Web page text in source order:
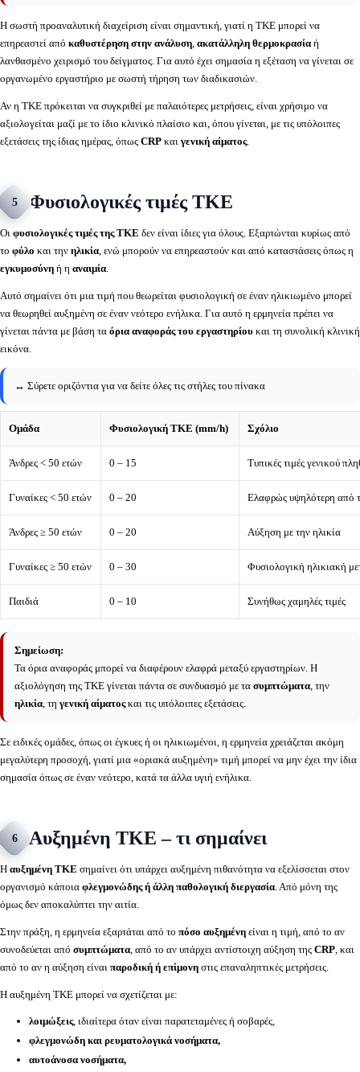
Η σωστή προαναλυτική διαχείριση είναι σημαντική, γιατί η ΤΚΕ μπορεί να
επηρεαστεί από καθυστέρηση στην ανάλυση, ακατάλληλη θερμοκρασία ή
λανθασμένο χειρισμό του δείγματος. Για αυτό έχει σημασία η εξέταση να γίνεται σε
οργανωμένο εργαστήριο με σωστή τήρηση των διαδικασιών.
Αν η ΤΚΕ πρόκειται να συγκριθεί με παλαιότερες μετρήσεις, είναι χρήσιμο να
αξιολογείται μαζί με το ίδιο κλινικό πλαίσιο και, όπου γίνεται, με τις υπόλοιπες
εξετάσεις της ίδιας ημέρας, όπως CRP και γενική αίματος.
5 Φυσιολογικές τιμές ΤΚΕ
Οι φυσιολογικές τιμές της ΤΚΕ δεν είναι ίδιες για όλους. Εξαρτώνται κυρίως από
το φύλο και την ηλικία, ενώ μπορούν να επηρεαστούν και από καταστάσεις όπως η
εγκυμοσύνη ή η αναιμία.
Αυτό σημαίνει ότι μια τιμή που θεωρείται φυσιολογική σε έναν ηλικιωμένο μπορεί
να θεωρηθεί αυξημένη σε έναν νεότερο ενήλικα. Για αυτό η ερμηνεία πρέπει να
γίνεται πάντα με βάση τα όρια αναφοράς του εργαστηρίου και τη συνολική κλινική
εικόνα.
↔️ Σύρετε οριζόντια για να δείτε όλες τις στήλες του πίνακα
Ομάδα Φυσιολογική ΤΚΕ (mm/h) Σχόλιο
Άνδρες < 50 ετών 0 – 15 Τυπικές τιμές γενικού
Γυναίκες < 50 ετών 0 – 20 Ελαφρώς υψηλότερη από
Άνδρες ≥ 50 ετών 0 – 20 Αύξηση με την ηλικία
Γυναίκες ≥ 50 ετών 0 – 30 Φυσιολογική ηλικιακή
Παιδιά 0 – 10 Συνήθως χαμηλές τιμές
Σημείωση:
Τα όρια αναφοράς μπορεί να διαφέρουν ελαφρά μεταξύ εργαστηρίων. Η
αξιολόγηση της ΤΚΕ γίνεται πάντα σε συνδυασμό με τα συμπτώματα, την
ηλικία, τη γενική αίματοςκαι τις υπόλοιπες εξετάσεις.
Σε ειδικές ομάδες, όπως οι έγκυες ή οι ηλικιωμένοι, η ερμηνεία χρειάζεται ακόμη
μεγαλύτερη προσοχή, γιατί μια «οριακά αυξημένη» τιμή μπορεί να μην έχει την ίδια
σημασία όπως σε έναν νεότερο, κατά τα άλλα υγιή ενήλικα.
6 Αυξημένη ΤΚΕ – τι σημαίνει
Η αυξημένη ΤΚΕ σημαίνει ότι υπάρχει αυξημένη πιθανότητα να εξελίσσεται στον
οργανισμό κάποια φλεγμονώδης ή άλλη παθολογική διεργασία. Από μόνη της
όμως δεν αποκαλύπτει την αιτία.
Στην πράξη, η ερμηνεία εξαρτάται από το πόσο αυξημένη είναι η τιμή, από το αν
συνοδεύεται από συμπτώματα, από το αν υπάρχει αντίστοιχη αύξηση της CRP, και
από το αν η αύξηση είναι παροδική ή επίμονη στις επαναληπτικές μετρήσεις.
Η αυξημένη ΤΚΕ μπορεί να σχετίζεται με:
λοιμώξεις, ιδιαίτερα όταν είναι παρατεταμένες ή σοβαρές,
φλεγμονώδη και ρευματολογικά νοσήματα,
αυτοάνοσα νοσήματα,